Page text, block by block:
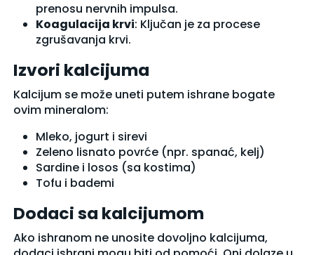
prenosu nervnih impulsa.
Koagulacija krvi: Ključan je za procese
zgrušavanja krvi.
Izvori kalcijuma
Kalcijum se može uneti putem ishrane bogate
ovim mineralom:
Mleko, jogurt i sirevi
Zeleno lisnato povrće (npr. spanać, kelj)
Sardine i losos (sa kostima)
Tofu i bademi
Dodaci sa kalcijumom
Ako ishranom ne unosite dovoljno kalcijuma,